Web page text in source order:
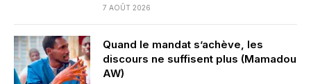
7 AOÛT 2026
Quand le mandat s’achève, les
discours ne suffisent plus (Mamadou
AW)